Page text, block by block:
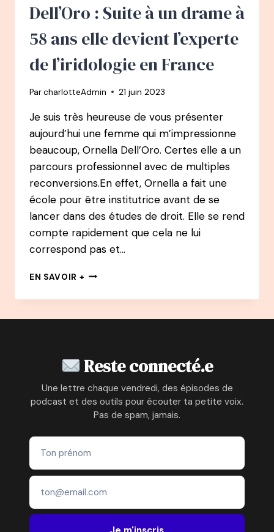
SAGE-
À
Dell’Oro : Suite à un drame à
58 ans elle devient l’experte
de l’iridologie en France
ParcharlotteAdmin 21 juin 2023
Je suis très heureuse de vous présenter
aujourd’hui une femme qui m’impressionne
beaucoup, Ornella Dell’Oro. Certes elle a un
parcours professionnel avec de multiples
reconversions.En effet, Ornella a fait une
école pour être institutrice avant de se
lancer dans des études de droit. Elle se rend
compte rapidement que cela ne lui
correspond pas et…
EN SAVOIR + 109
–
À
DRAME
À
58
DEVIENT
L’IRIDOLOGIE
Reste connecté.e
Une lettre chaque vendredi, des épisodes de
podcast et des outils pour écouter ta petite voix.
Pas de spam, jamais.